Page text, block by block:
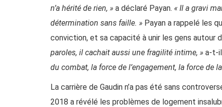
n’a hérité de rien, » a déclaré Payan. « Il a gravi
détermination sans faille. » Payan a rappelé les
conviction, et sa capacité à unir les gens autour
paroles, il cachait aussi une fragilité intime, » a-t-
du combat, la force de l’engagement, la force de
La carrière de Gaudin n’a pas été sans
2018 a révélé les problèmes de logement